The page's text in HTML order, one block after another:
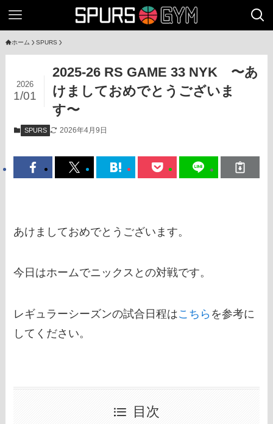
ホーム SPURS
2025-26 RS GAME 33 NYK 〜あ
けましておめでとうございま
す〜
2026
1/01
SPURS 2026年4月9日
あけましておめでとうございます。
今日はホームでニックスとの対戦です。
レギュラーシーズンの試合日程はこちら を参考に
してください。
目次